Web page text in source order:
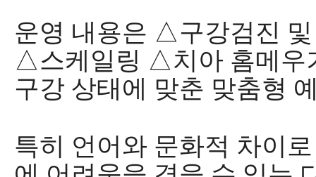
운영 내용은 △구강검진
△스케일링 △치아 홈메우
구강 상태에 맞춘 맞춤형
특히 언어와 문화적 차이